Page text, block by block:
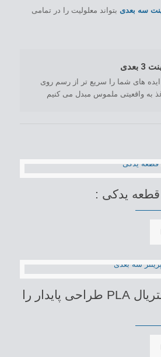
سه بعدی بتواند معلولیت را در تمامی
3 بعدی
ایده های شما را سریع تر از رسم روی
به واقعیتی ملموس مبدل می کنیم
یدکی :
چگونه بازیافت متریال PLA طراحی پایدار را